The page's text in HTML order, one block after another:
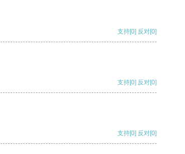
支持[0] 反对[0]
支持[0] 反对[0]
支持[0] 反对[0]